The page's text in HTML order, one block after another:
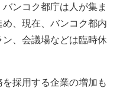
ンコク都庁は人が集ま
、現在、バンコク都内
、会議場などは臨時休
採用する企業の増加も